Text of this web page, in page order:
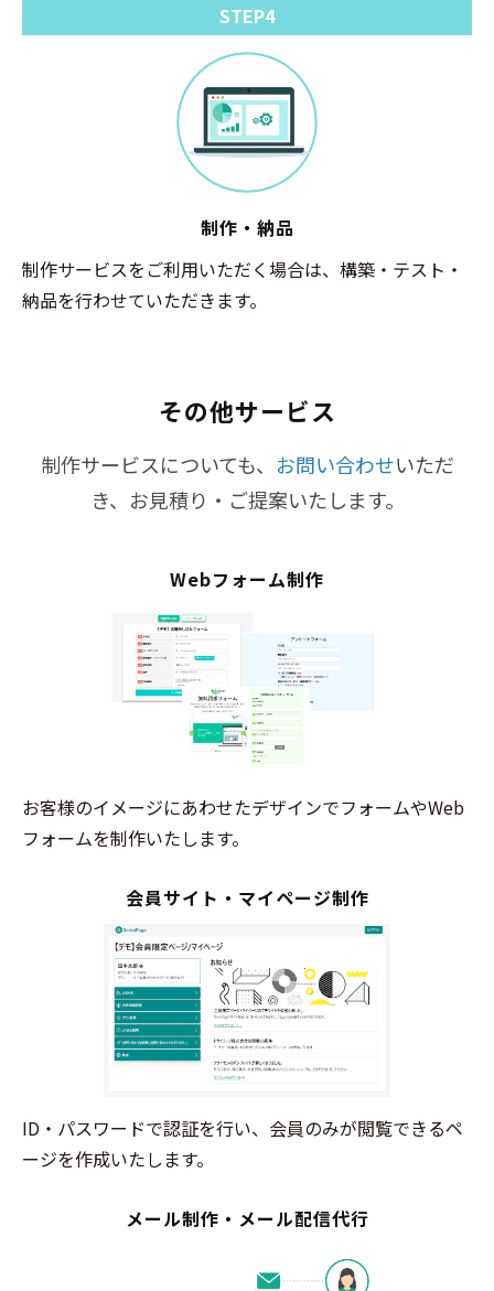
STEP4
制作・納品
制作サービスをご利用いただく場合は、構築・テスト・
納品を行わせていただきます。
その他サービス
制作サービスについても、 お問い合わせいただ
き、お見積り・ご提案いたします。
Webフォーム制作
お客様のイメージにあわせたデザインでフォームやWeb
フォームを制作いたします。
会員サイト・マイページ制作
ID・パスワードで認証を行い、会員のみが閲覧できるペ
ージを作成いたします。
メール制作・メール配信代行